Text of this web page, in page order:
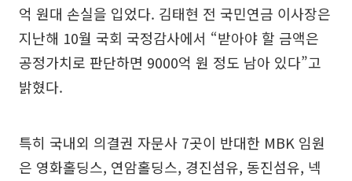
억 원대 손실을 입었다. 김태현 전 국민연금 이사장은
지난해 10월 국회 국정감사에서 “받아야 할 금액은
공정가치로 판단하면 9000억 원 정도 남아 있다”고
밝혔다.
특히 국내외 의결권 자문사 7곳이 반대한 MBK 임원
은 영화홀딩스, 연암홀딩스, 경진섬유, 동진섬유, 넥